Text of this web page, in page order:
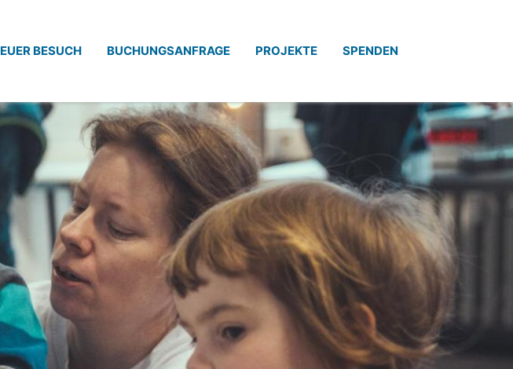
EUER BESUCH BUCHUNGSANFRAGE PROJEKTE SPENDEN